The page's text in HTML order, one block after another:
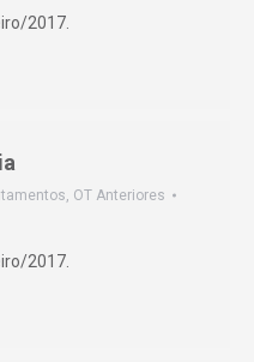
2017.
, OT Anteriores
2017.